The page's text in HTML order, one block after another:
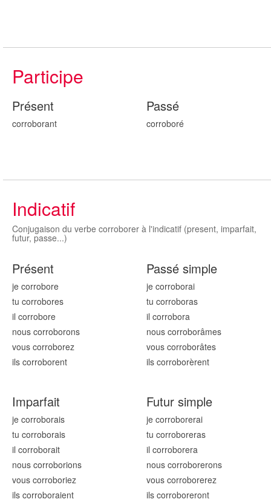
Participe
Présent
corroborant
Passé
corroboré
Indicatif
Conjugaison du verbe corroborer à l'indicatif (present, imparfait,
futur, passe...)
Présent
je corrobore
tu corrobores
il corrobore
nous corroborons
vous corroborez
ils corroborent
Passé simple
je corroborai
tu corroboras
il corrobora
nous corroborâmes
vous corroborâtes
ils corroborèrent
Imparfait
je corroborais
tu corroborais
il corroborait
nous corroborions
vous corroboriez
ils corroboraient
Futur simple
je corroborerai
tu corroboreras
il corroborera
nous corroborerons
vous corroborerez
ils corroboreront